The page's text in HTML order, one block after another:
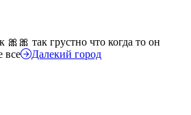
🎀🎀 так грустно что когда то он
все
Далекий город